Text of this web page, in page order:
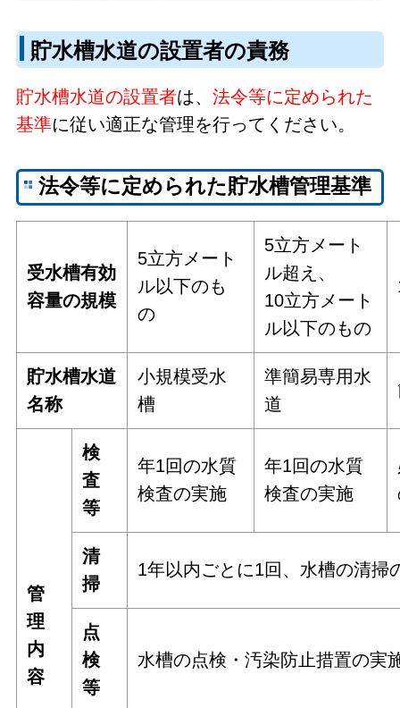
貯水槽水道の設置者の責務
貯水槽水道の設置者は、 法令等に定められた
基準に従い適正な管理を行ってください。
法令等に定められた貯水槽管理基準
受水槽有効
容量の規模
5立方メート
ル以下のも
の
5立方メート
ル超え、
10立方メート
ル以下のもの
貯水槽水道
名称
小規模受水
槽
準簡易専用水
道
管
理
内
容
検
査
等
年1回の水質
検査の実施
年1回の水質
検査の実施
清
掃
1年以内ごとに1回、水槽の清掃
点
検
等
水槽の点検・汚染防止措置の実